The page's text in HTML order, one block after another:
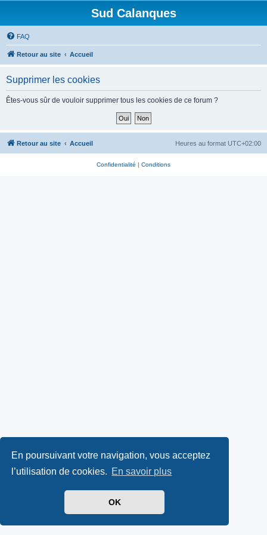
En poursuivant votre navigation, vous acceptez
l’utilisation de cookies. En savoir plus
OK
Sud Calanques
FAQ
Retour au site Accueil
Supprimer les cookies
Êtes-vous sûr de vouloir supprimer tous les cookies de ce forum ?
Retour au site Accueil Heures au format UTC+02:00
Confidentialité | Conditions